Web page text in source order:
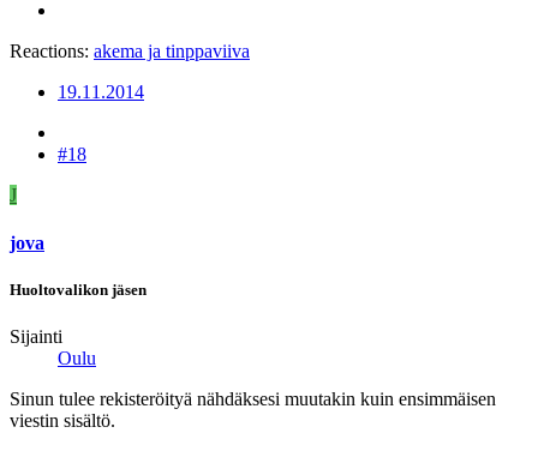
Reactions: akema ja tinppaviiva
19.11.2014
#18
J
jova
Huoltovalikon jäsen
Sijainti
Oulu
Sinun tulee rekisteröityä nähdäksesi muutakin kuin ensimmäisen
viestin sisältö.